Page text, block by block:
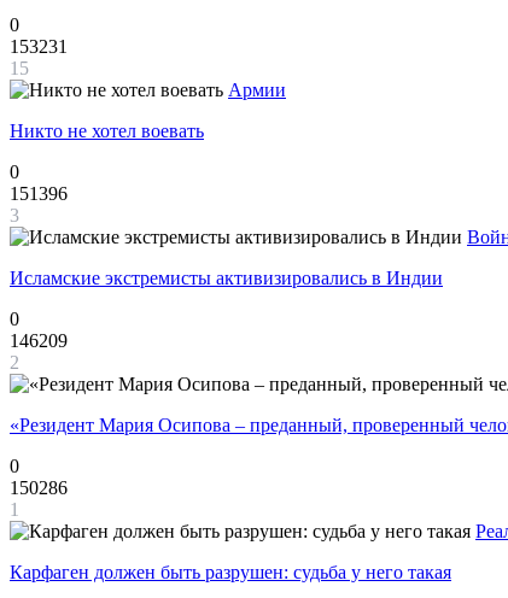
0
153231
15
Армии
Никто не хотел воевать
0
151396
3
Исламские экстремисты активизировались в Индии
0
146209
2
«Резидент Мария Осипова – преданный, проверенный
0
150286
1
Карфаген должен быть разрушен: судьба у него такая